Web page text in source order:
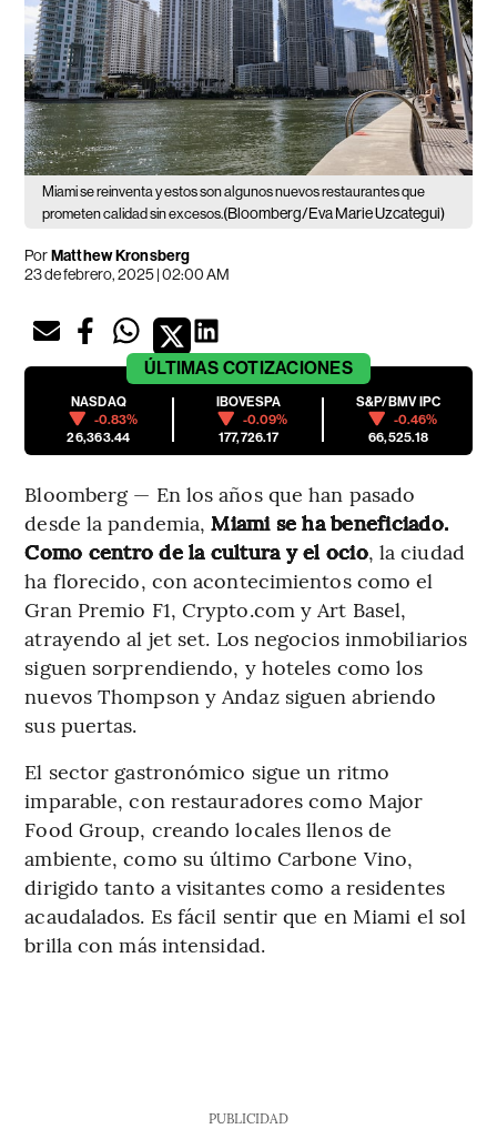
Miami se reinventa y estos son algunos nuevos restaurantes que
prometen calidad sin excesos.(Bloomberg/Eva Marie Uzcategui)
PorMatthew Kronsberg
23 de febrero, 2025 | 02:00 AM
ÚLTIMAS COTIZACIONES
NASDAQ
-0.83%
26,363.44
IBOVESPA
-0.09%
177,726.17
S&P/BMV IPC
-0.46%
66,525.18
Bloomberg — En los años que han pasado
desde la pandemia,Miami se ha beneficiado.
Como centro de la cultura y el ocio, la ciudad
ha florecido, con acontecimientos como el
Gran Premio F1, Crypto.com y Art Basel,
atrayendo al jet set. Los negocios inmobiliarios
siguen sorprendiendo, y hoteles como los
nuevos Thompson y Andaz siguen abriendo
sus puertas.
El sector gastronómico sigue un ritmo
imparable, con restauradores como Major
Food Group, creando locales llenos de
ambiente, como su último Carbone Vino,
dirigido tanto a visitantes como a residentes
acaudalados. Es fácil sentir que en Miami el sol
brilla con más intensidad.
PUBLICIDAD